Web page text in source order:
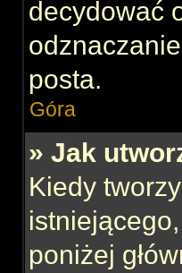
decydować
posta.
Góra
» Jak
Kiedy
poniżej